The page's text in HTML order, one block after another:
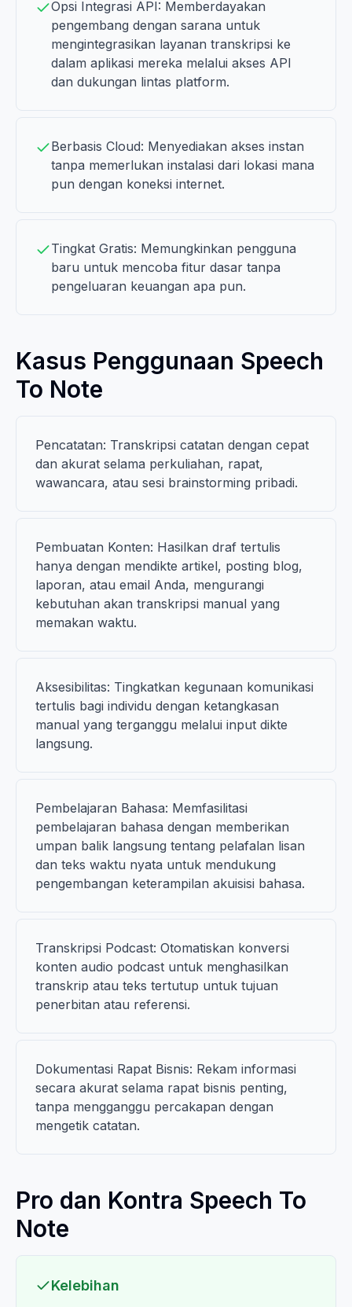
Opsi Integrasi API: Memberdayakan
pengembang dengan sarana untuk
mengintegrasikan layanan transkripsi ke
dalam aplikasi mereka melalui akses API
dan dukungan lintas platform.
Berbasis Cloud: Menyediakan akses instan
tanpa memerlukan instalasi dari lokasi mana
pun dengan koneksi internet.
Tingkat Gratis: Memungkinkan pengguna
baru untuk mencoba fitur dasar tanpa
pengeluaran keuangan apa pun.
Kasus Penggunaan Speech
To Note
Pencatatan: Transkripsi catatan dengan cepat
dan akurat selama perkuliahan, rapat,
wawancara, atau sesi brainstorming pribadi.
Pembuatan Konten: Hasilkan draf tertulis
hanya dengan mendikte artikel, posting blog,
laporan, atau email Anda, mengurangi
kebutuhan akan transkripsi manual yang
memakan waktu.
Aksesibilitas: Tingkatkan kegunaan komunikasi
tertulis bagi individu dengan ketangkasan
manual yang terganggu melalui input dikte
langsung.
Pembelajaran Bahasa: Memfasilitasi
pembelajaran bahasa dengan memberikan
umpan balik langsung tentang pelafalan lisan
dan teks waktu nyata untuk mendukung
pengembangan keterampilan akuisisi bahasa.
Transkripsi Podcast: Otomatiskan konversi
konten audio podcast untuk menghasilkan
transkrip atau teks tertutup untuk tujuan
penerbitan atau referensi.
Dokumentasi Rapat Bisnis: Rekam informasi
secara akurat selama rapat bisnis penting,
tanpa mengganggu percakapan dengan
mengetik catatan.
Pro dan Kontra Speech To
Note
Kelebihan